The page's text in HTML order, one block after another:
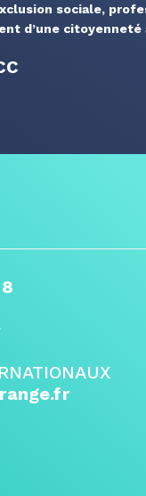
sociale,
d’une citoyenneté